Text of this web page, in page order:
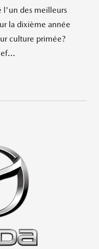
l'un des meilleurs
la dixième année
culture primée?